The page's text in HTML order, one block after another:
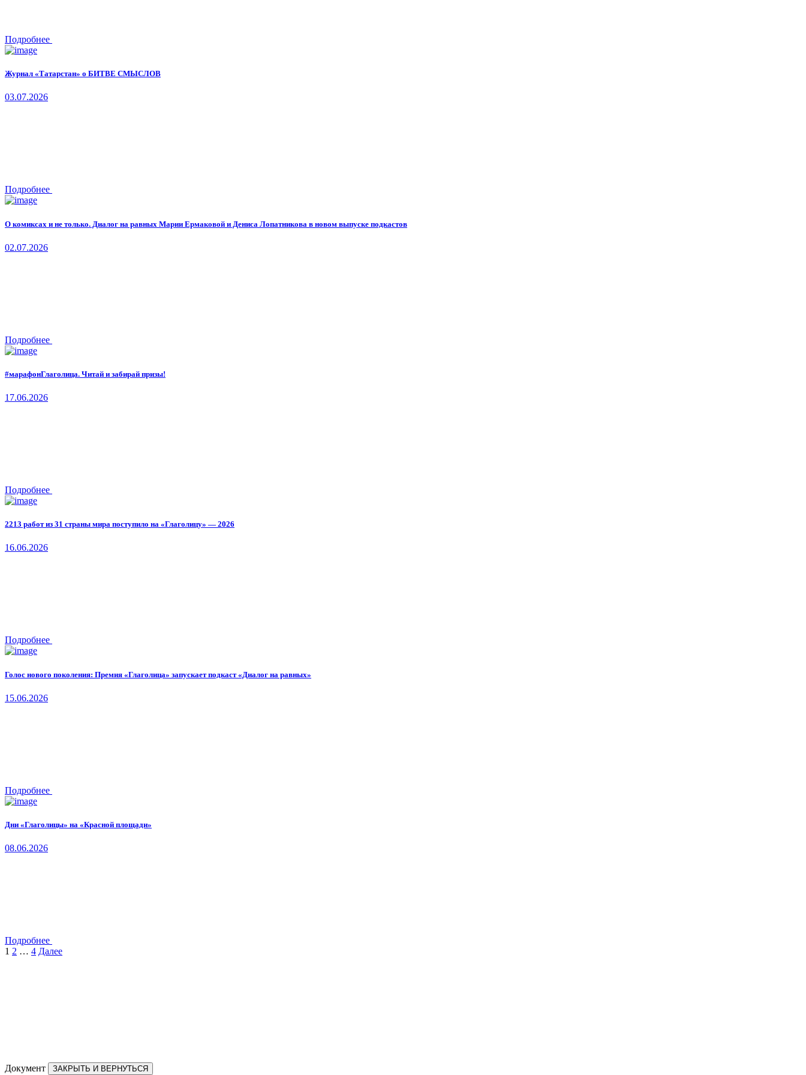
Подробнее
Журнал «Татарстан» о БИТВЕ СМЫСЛОВ
03.07.2026
Подробнее
О комиксах и не только. Диалог на равных Марии Ермаковой и Дениса Лопатникова в новом выпуске подкастов
02.07.2026
Подробнее
#марафонГлаголица. Читай и забирай призы!
17.06.2026
Подробнее
2213 работ из 31 страны мира поступило на «Глаголицу» — 2026
16.06.2026
Подробнее
Голос нового поколения: Премия «Глаголица» запускает подкаст «Диалог на равных»
15.06.2026
Подробнее
Дни «Глаголицы» на «Красной площади»
08.06.2026
Подробнее
Пагинация
1 2 … 4 Далее
Документ ЗАКРЫТЬ И ВЕРНУТЬСЯ